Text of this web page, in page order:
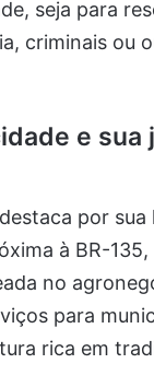
seja para
criminais ou
e
por sua
à BR-135,
no
para
rica em